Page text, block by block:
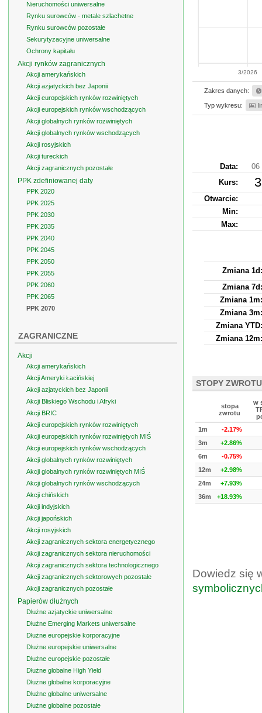
3/2026
Zakres danych:
Typ wykresu:
Data:
06
Kurs:
Otwarcie:
Min:
Max:
Zmiana 1d:
Zmiana 7d:
Zmiana 1m:
Zmiana 3m:
Zmiana YTD:
Zmiana 12m:
STOPY ZWROTU
stopa
zwrotu
w
1m
-2.17%
3m
+2.86%
6m
-0.75%
12m
+2.98%
24m
+7.93%
36m
+18.93%
Dowiedz się
Nieruchomości uniwersalne
Rynku surowców - metale szlachetne
Rynku surowców pozostałe
Sekurytyzacyjne uniwersalne
Ochrony kapitału
Akcji rynków zagranicznych
Akcji amerykańskich
Akcji azjatyckich bez Japonii
Akcji europejskich rynków rozwiniętych
Akcji europejskich rynków wschodzących
Akcji globalnych rynków rozwiniętych
Akcji globalnych rynków wschodzących
Akcji rosyjskich
Akcji tureckich
Akcji zagranicznych pozostałe
PPK zdefiniowanej daty
PPK 2020
PPK 2025
PPK 2030
PPK 2035
PPK 2040
PPK 2045
PPK 2050
PPK 2055
PPK 2060
PPK 2065
PPK 2070
ZAGRANICZNE
Akcji
Akcji amerykańskich
Akcji Ameryki Łacińskiej
Akcji azjatyckich bez Japonii
Akcji Bliskiego Wschodu i Afryki
Akcji BRIC
Akcji europejskich rynków rozwiniętych
Akcji europejskich rynków rozwiniętych MIŚ
Akcji europejskich rynków wschodzących
Akcji globalnych rynków rozwiniętych
Akcji globalnych rynków rozwiniętych MIŚ
Akcji globalnych rynków wschodzących
Akcji chińskich
Akcji indyjskich
Akcji japońskich
Akcji rosyjskich
Akcji zagranicznych sektora energetycznego
Akcji zagranicznych sektora nieruchomości
Akcji zagranicznych sektora technologicznego
Akcji zagranicznych sektorowych pozostałe
Akcji zagranicznych pozostałe
Papierów dłużnych
Dłużne azjatyckie uniwersalne
Dłużne Emerging Markets uniwersalne
Dłużne europejskie korporacyjne
Dłużne europejskie uniwersalne
Dłużne europejskie pozostałe
Dłużne globalne High Yield
Dłużne globalne korporacyjne
Dłużne globalne uniwersalne
Dłużne globalne pozostałe